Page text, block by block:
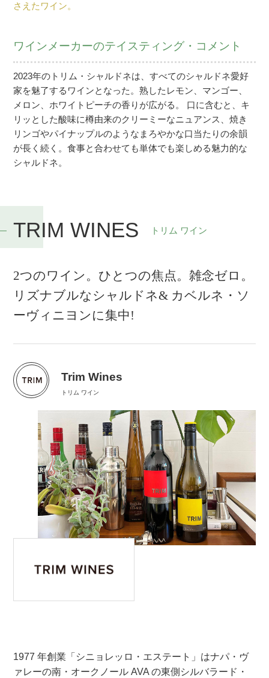
さえたワイン。
ワインメーカーのテイスティング・コメント
2023年のトリム・シャルドネは、すべてのシャルドネ愛好
家を魅了するワインとなった。熟したレモン、マンゴー、
メロン、ホワイトピーチの香りが広がる。 口に含むと、キ
リッとした酸味に樽由来のクリーミーなニュアンス、焼き
リンゴやパイナップルのようなまろやかな口当たりの余韻
が長く続く。食事と合わせても単体でも楽しめる魅力的な
シャルドネ。
TRIM WINES トリム ワイン
2つのワイン。ひとつの焦点。雑念ゼロ。
リズナブルなシャルドネ& カベルネ・ソ
ーヴィニヨンに集中!
Trim Wines
トリム ワイン
1977 年創業「シニョレッロ・エステート」はナパ・ヴ
ァレーの南・オークノール AVA の東側シルバラード・